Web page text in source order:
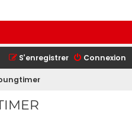
Connexion
S’enregistrer